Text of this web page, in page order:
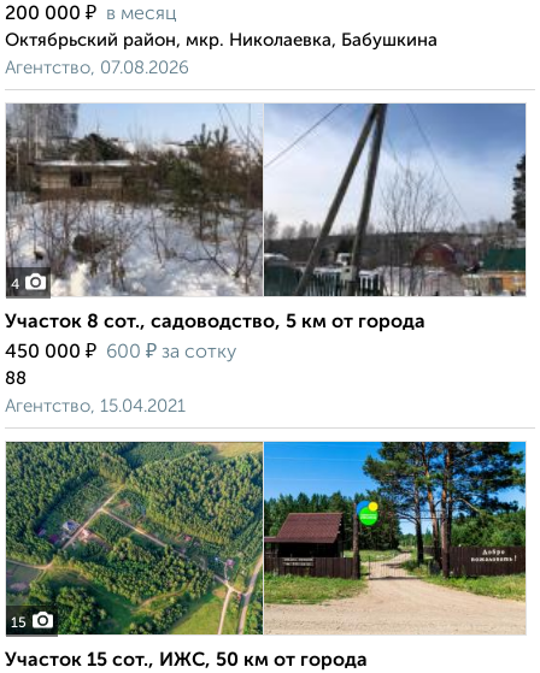
200 000 ₽ в месяц
Октябрьский район, мкр. Николаевка, Бабушкина
Агентство, 07.08.2026
4
Участок 8 сот., садоводство, 5 км от города
450 000 ₽ 600 ₽ за сотку
88
Агентство, 15.04.2021
15
Участок 15 сот., ИЖС, 50 км от города